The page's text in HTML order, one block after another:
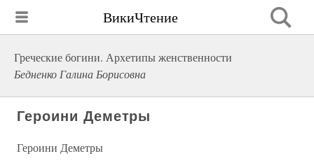
ВикиЧтение
Греческие богини. Архетипы женственности
Бедненко Галина Борисовна
Героини Деметры
Героини Деметры